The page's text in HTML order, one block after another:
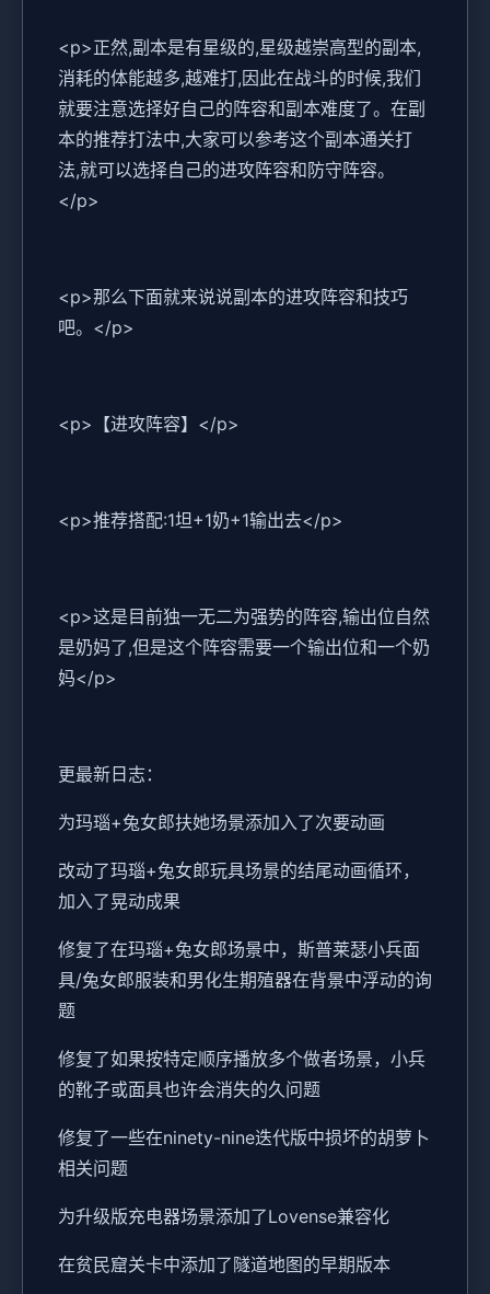
<p>正然,副本是有星级的,星级越崇高型的副本,
消耗的体能越多,越难打,因此在战斗的时候,我们
就要注意选择好自己的阵容和副本难度了。在副
本的推荐打法中,大家可以参考这个副本通关打
法,就可以选择自己的进攻阵容和防守阵容。
</p>
<p>那么下面就来说说副本的进攻阵容和技巧
吧。</p>
<p>【进攻阵容】</p>
<p>推荐搭配:1坦+1奶+1输出去</p>
<p>这是目前独一无二为强势的阵容,输出位自然
是奶妈了,但是这个阵容需要一个输出位和一个奶
妈</p>
更最新日志：
为玛瑙+兔女郎扶她场景添加入了次要动画
改动了玛瑙+兔女郎玩具场景的结尾动画循环，
加入了晃动成果
修复了在玛瑙+兔女郎场景中，斯普莱瑟小兵面
具/兔女郎服装和男化生期殖器在背景中浮动的询
题
修复了如果按特定顺序播放多个做者场景，小兵
的靴子或面具也许会消失的久问题
修复了一些在ninety-nine迭代版中损坏的胡萝卜
相关问题
为升级版充电器场景添加了Lovense兼容化
在贫民窟关卡中添加了隧道地图的早期版本